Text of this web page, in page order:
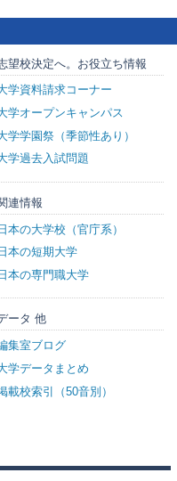
望校決定へ。お役立ち情報
学資料請求コーナー
学オープンキャンパス
学学園祭（季節性あり）
学過去入試問題
連情報
本の大学校（官庁系）
日本の短期大学
日本の専門職大学
ータ 他
集室ブログ
学データまとめ
載校索引（50音別）